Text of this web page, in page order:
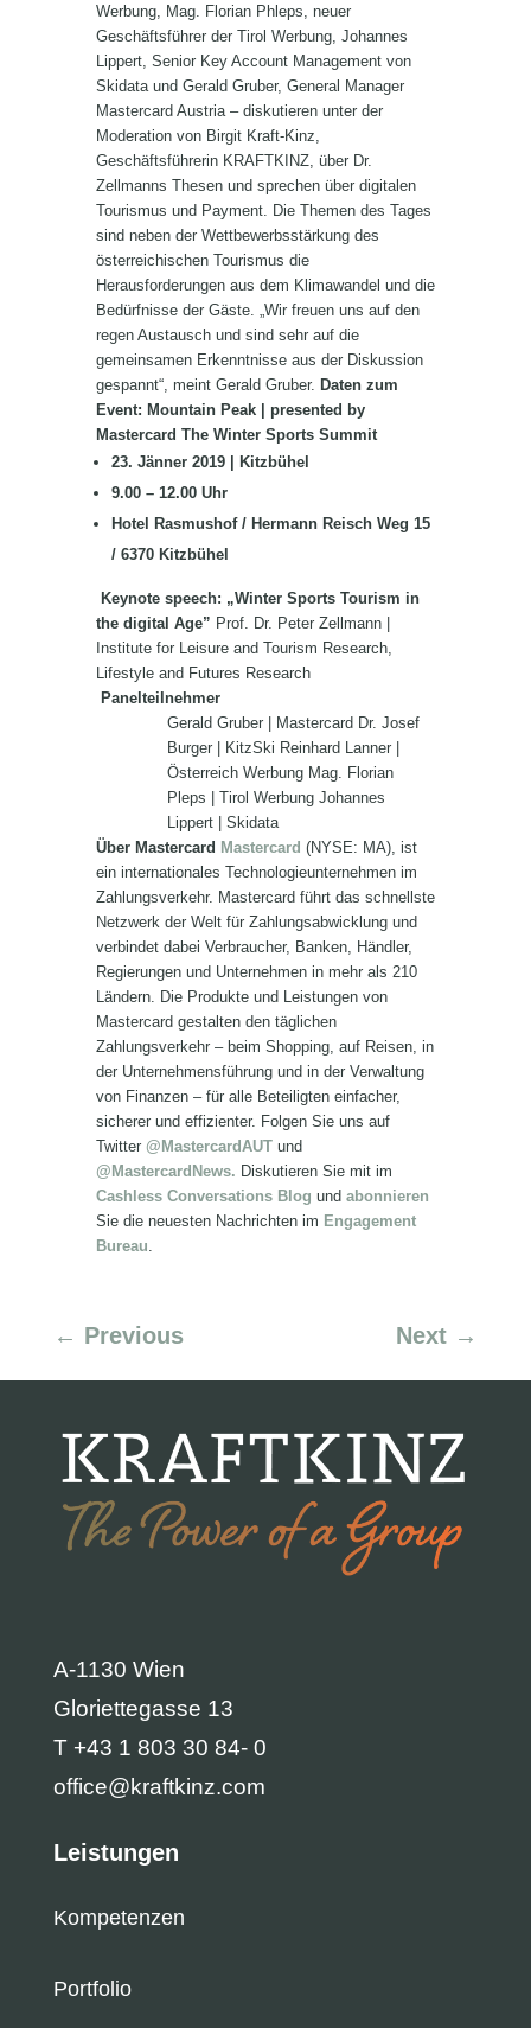
Werbung, Mag. Florian Phleps, neuer
Geschäftsführer der Tirol Werbung, Johannes
Lippert, Senior Key Account Management von
Skidata und Gerald Gruber, General Manager
Mastercard Austria – diskutieren unter der
Moderation von Birgit Kraft-Kinz,
Geschäftsführerin KRAFTKINZ, über Dr.
Zellmanns Thesen und sprechen über digitalen
Tourismus und Payment. Die Themen des Tages
sind neben der Wettbewerbsstärkung des
österreichischen Tourismus die
Herausforderungen aus dem Klimawandel und die
Bedürfnisse der Gäste. „Wir freuen uns auf den
regen Austausch und sind sehr auf die
gemeinsamen Erkenntnisse aus der Diskussion
gespannt“, meint Gerald Gruber. Daten zum
Event: Mountain Peak | presented by
Mastercard The Winter Sports Summit
23. Jänner 2019 | Kitzbühel
9.00 – 12.00 Uhr
Hotel Rasmushof / Hermann Reisch Weg 15
/ 6370 Kitzbühel
Keynote speech: „Winter Sports Tourism in
the digital Age” Prof. Dr. Peter Zellmann |
Institute for Leisure and Tourism Research,
Lifestyle and Futures Research
Panelteilnehmer
Gerald Gruber | Mastercard Dr. Josef
Burger | KitzSki Reinhard Lanner |
Österreich Werbung Mag. Florian
Pleps | Tirol Werbung Johannes
Lippert | Skidata
Über Mastercard Mastercard (NYSE: MA), ist
ein internationales Technologieunternehmen im
Zahlungsverkehr. Mastercard führt das schnellste
Netzwerk der Welt für Zahlungsabwicklung und
verbindet dabei Verbraucher, Banken, Händler,
Regierungen und Unternehmen in mehr als 210
Ländern. Die Produkte und Leistungen von
Mastercard gestalten den täglichen
Zahlungsverkehr – beim Shopping, auf Reisen, in
der Unternehmensführung und in der Verwaltung
von Finanzen – für alle Beteiligten einfacher,
sicherer und effizienter. Folgen Sie uns auf
Twitter @MastercardAUTund
@MastercardNews. Diskutieren Sie mit im
Cashless Conversations Blog und abonnieren
Sie die neuesten Nachrichten im Engagement
Bureau.
← Previous Next →
A-1130 Wien
Gloriettegasse 13
T +43 1 803 30 84- 0
office@kraftkinz.com
Leistungen
Kompetenzen
Portfolio